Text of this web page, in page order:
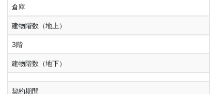
倉庫
建物階数（地上）
3階
建物階数（地下）
契約期間